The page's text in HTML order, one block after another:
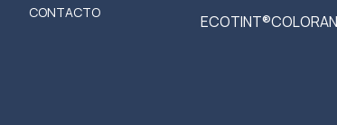
CONTACTO